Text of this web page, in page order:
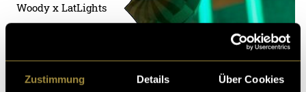
Zustimmung Details Über Cookies
Woody x LatLights